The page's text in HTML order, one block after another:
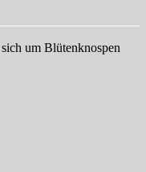
um Blütenknospen